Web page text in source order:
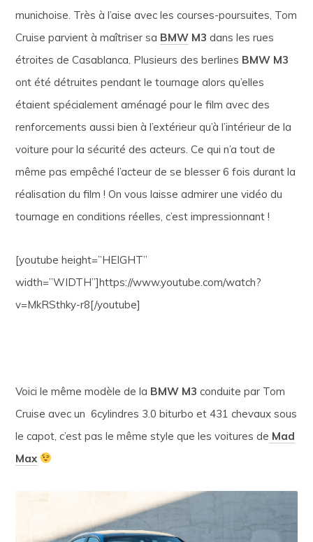
munichoise. Très à l’aise avec les courses-poursuites, Tom
Cruise parvient à maîtriser sa BMW M3 dans les rues
étroites de Casablanca. Plusieurs des berlines BMW M3
ont été détruites pendant le tournage alors qu’elles
étaient spécialement aménagé pour le film avec des
renforcements aussi bien à l’extérieur qu’à l’intérieur de la
voiture pour la sécurité des acteurs. Ce qui n’a tout de
même pas empêché l’acteur de se blesser 6 fois durant la
réalisation du film ! On vous laisse admirer une vidéo du
tournage en conditions réelles, c’est impressionnant !
[youtube height=”HEIGHT”
width=”WIDTH”]https://www.youtube.com/watch?
v=MkRSthky-r8[/youtube]
Voici le même modèle de la BMW M3 conduite par Tom
Cruise avec un 6cylindres 3.0 biturbo et 431 chevaux sous
le capot, c’est pas le même style que les voitures de Mad
Max